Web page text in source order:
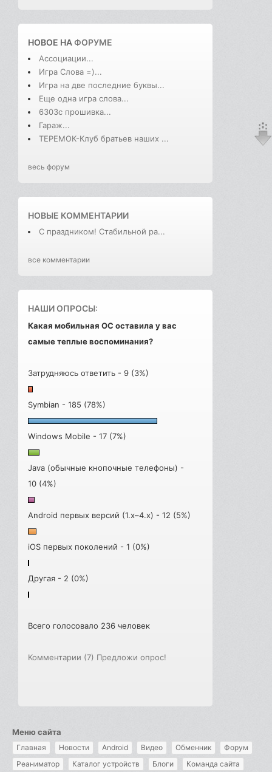
НОВОЕ НАФОРУМЕ
Ассоциации...
Игра Слова =)...
Игра на две последние буквы...
Еще одна игра слова...
6303с прошивка...
Гараж...
ТЕРЕМОК-Клуб братьев наших ...
весь форум
НОВЫЕ КОММЕНТАРИИ
С праздником! Стабильной ра...
все комментарии
НАШИ ОПРОСЫ:
Какая мобильная ОС оставила у вас
самые теплые воспоминания?
Затрудняюсь ответить - 9 (3%)
Symbian - 185 (78%)
Windows Mobile - 17 (7%)
Java (обычные кнопочные телефоны) -
10 (4%)
Android первых версий (1.x–4.x) - 12 (5%)
iOS первых поколений - 1 (0%)
Другая - 2 (0%)
Всего голосовало 236 человек
Комментарии (7) Предложи опрос!
Меню сайта
Главная Новости Android Видео Обменник
Форум
Реаниматор
Каталог устройств Блоги Команда сайта